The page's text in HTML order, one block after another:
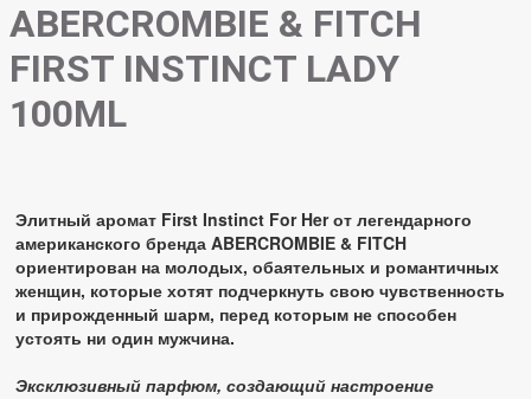
ABERCROMBIE & FITCH
FIRST INSTINCT LADY
100ML
Элитный аромат First Instinct For Her от легендарного
американского бренда ABERCROMBIE & FITCH
ориентирован на молодых, обаятельных и романтичных
женщин, которые хотят подчеркнуть свою чувственность
и прирожденный шарм, перед которым не способен
устоять ни один мужчина.
Эксклюзивный парфюм, создающий настроение